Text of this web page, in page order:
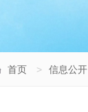
首页 > 信息公开